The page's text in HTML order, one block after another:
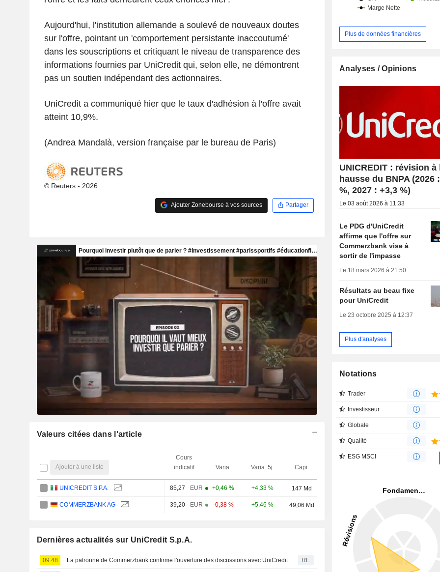
Aujourd'hui, l'institution allemande a soulevé de nouveaux doutes
sur l'offre, pointant un 'comportement persistante inaccoutumé'
dans les souscriptions et critiquant le niveau de transparence des
informations fournies par UniCredit qui, selon elle, ne démontrent
pas un soutien indépendant des actionnaires.
UniCredit a communiqué hier que le taux d'adhésion à l'offre avait
atteint 10,9%.
(Andrea Mandalà, version française par le bureau de Paris)
© Reuters - 2026
Ajouter Zonebourse à vos sources Partager
Valeurs citées dans l'article
Ajouter à une liste
Cours
indicatif
Varia. Varia. 5j. Capi.
UNICREDIT S.P.A. 85,27 EUR +0,46 % +4,33 % 147 Md
COMMERZBANK AG 39,20 EUR -0,38 % +5,46 % 49,06 Md
Dernières actualités sur UniCredit S.p.A.
09:48 La patronne de Commerzbank confirme l'ouverture des discussions avec UniCredit RE
Plus de données financières
Analyses / Opinions
UNICREDIT : révision à
hausse du BNPA (2026
%, 2027 : +3,3 %)
Le 03 août 2026 à 11:33
Le PDG d'UniCredit
affirme que l'offre sur
Commerzbank vise à
sortir de l'impasse
Le 18 mars 2026 à 21:50
Résultats au beau fixe
pour UniCredit
Le 23 octobre 2025 à 12:37
Plus d'analyses
Notations
Trader
Investisseur
Globale
Qualité
ESG MSCI